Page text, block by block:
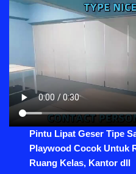
Pintu Lipat Geser Tipe
Playwood Cocok Untuk
Ruang Kelas, Kantor dll